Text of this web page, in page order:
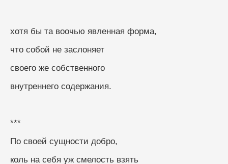
хотя бы та воочью явленная форма,
что собой не заслоняет
своего же собственного
внутреннего содержания.
***
По своей сущности добро,
коль на себя уж смелость взять